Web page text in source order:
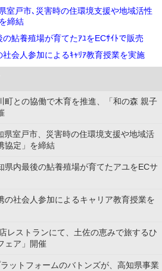
室戸市､災害時の住環境支援や地域活性
締結
の鮎養殖場が育てたｱﾕをECｻｲﾄで販売
社会⼈参加によるｷｬﾘｱ教育授業を実施
町との協働で木育を推進、「和の森 親子
県室戸市、災害時の住環境支援や地域活
協定」を締結
県内最後の鮎養殖場が育てたアユをECサ
の社会⼈参加によるキャリア教育授業を
レストランにて、土佐の恵みで旅するひ
ェア」開催
ットフォームのバトンズが、高知県事業